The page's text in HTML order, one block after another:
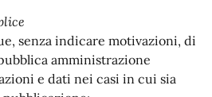
senza indicare motivazioni, di
amministrazione
e dati nei casi in cui sia